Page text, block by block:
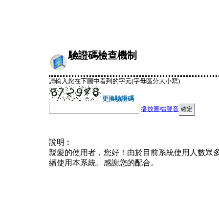
驗證碼檢查機制
請輸入您在下圖中看到的字元(字母區分大小寫)
更換驗證碼
播放圖檔聲音
說明︰
親愛的使用者，您好！由於目前系統使用人數眾
續使用本系統。感謝您的配合。